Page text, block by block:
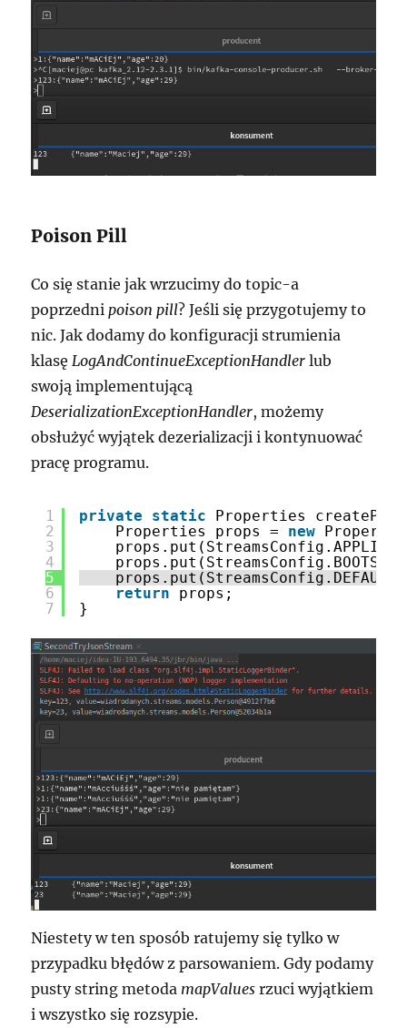
Poison Pill
Co się stanie jak wrzucimy do topic-a
poprzednipoison pill? Jeśli się przygotujemy to
nic. Jak dodamy do konfiguracji strumienia
klasęLogAndContinueExceptionHandler lub
swoją implementującą
DeserializationExceptionHandler, możemy
obsłużyć wyjątek dezerializacji i kontynuować
pracę programu.
1
2
3
4
5
6
7
private static
Properties
Properties props = new
return
props;
}
Niestety w ten sposób ratujemy się tylko w
przypadku błędów z parsowaniem. Gdy podamy
pusty string metoda mapValues rzuci wyjątkiem
i wszystko się rozsypie.